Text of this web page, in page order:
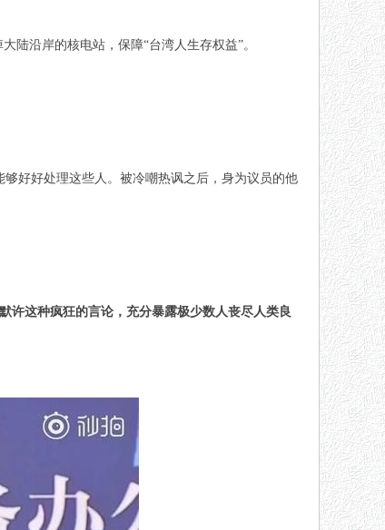
陆沿岸的核电站，保障“台湾人生存权益”。
好好处理这些人。被冷嘲热讽之后，身为议员的他
许这种疯狂的言论，充分暴露极少数人丧尽人类良